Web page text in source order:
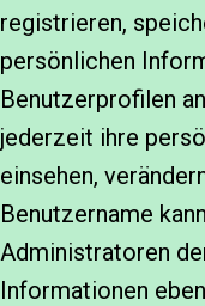
registrieren,
persönlichen
Benutzerprofilen
jederzeit ihre
einsehen,
Benutzername
Administratoren
Informationen